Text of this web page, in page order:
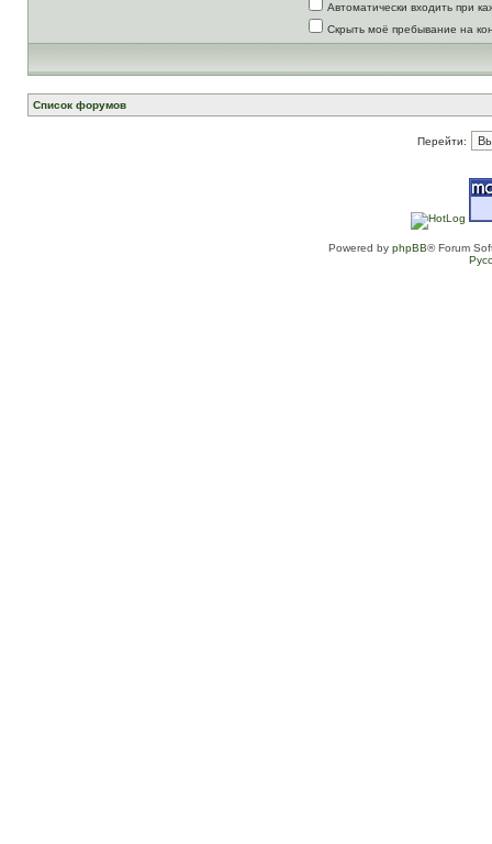
Автоматически входить при
Скрыть моё пребывание на
Список форумов
Перейти:
Powered by phpBB® Forum